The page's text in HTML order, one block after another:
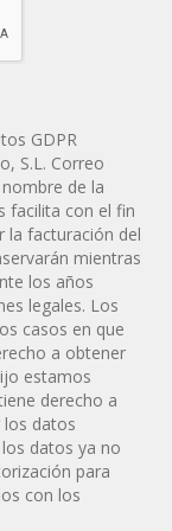
GDPR
S.L. Correo
nombre de la
facilita con el fin
la facturación del
mientras
los años
legales. Los
casos en que
a obtener
estamos
derecho a
los datos
datos ya no
para
con los